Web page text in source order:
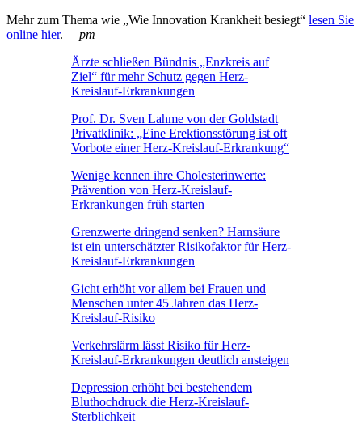
Mehr zum Thema wie „Wie Innovation Krankheit besiegt“ lesen Sie
online hier. pm
Ärzte schließen Bündnis „Enzkreis auf
Ziel“ für mehr Schutz gegen Herz-
Kreislauf-Erkrankungen
Prof. Dr. Sven Lahme von der Goldstadt
Privatklinik: „Eine Erektionsstörung ist oft
Vorbote einer Herz-Kreislauf-Erkrankung“
Wenige kennen ihre Cholesterinwerte:
Prävention von Herz-Kreislauf-
Erkrankungen früh starten
Grenzwerte dringend senken? Harnsäure
ist ein unterschätzter Risikofaktor für Herz-
Kreislauf-Erkrankungen
Gicht erhöht vor allem bei Frauen und
Menschen unter 45 Jahren das Herz-
Kreislauf-Risiko
Verkehrslärm lässt Risiko für Herz-
Kreislauf-Erkrankungen deutlich ansteigen
Depression erhöht bei bestehendem
Bluthochdruck die Herz-Kreislauf-
Sterblichkeit